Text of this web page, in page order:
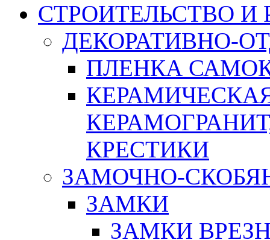
СТРОИТЕЛЬСТВО И
ДЕКОРАТИВНО-
ПЛЕНКА
КРЕСТИКИ
ЗАМОЧНО-
ЗАМКИ
ЗАМКИ